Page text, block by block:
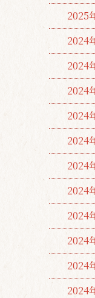
2025
2024
2024
2024
2024
2024
2024
2024
2024
2024
2024
2024